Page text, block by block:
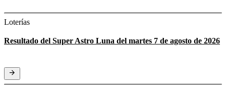
Loterías
Resultado del Super Astro Luna del martes 7 de agosto de 2026